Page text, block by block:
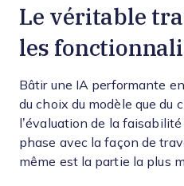
Le véritable
les
Bâtir une IA performante
du choix du modèle que du
l’évaluation de la
phase avec la façon de
même est la partie la plus